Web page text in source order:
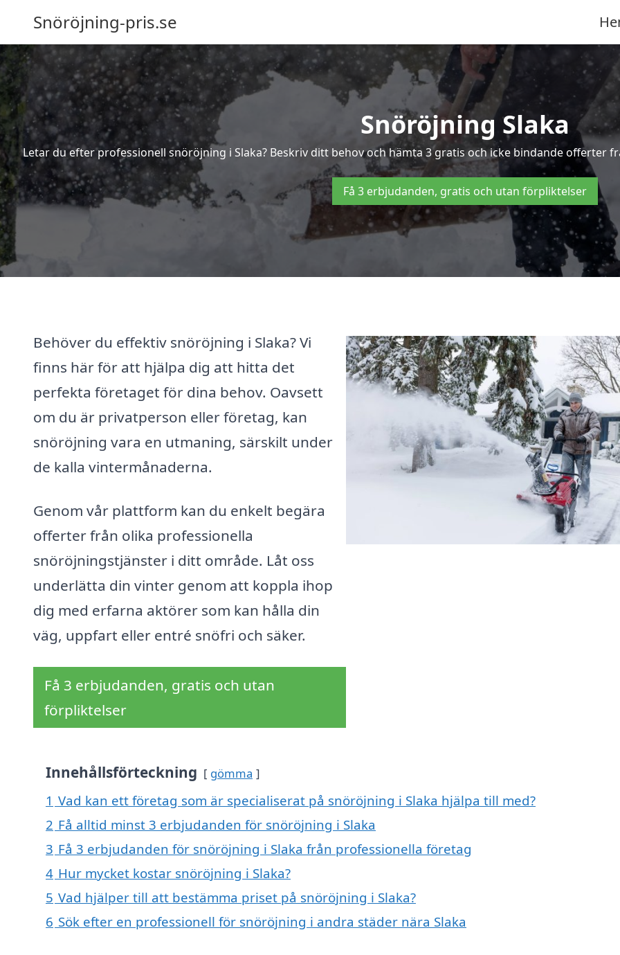
Snöröjning-pris.se
Snöröjning Slaka
Letar du efter professionell snöröjning i Slaka? Beskriv ditt behov och hämta 3 gratis och icke bindande offerter
Få 3 erbjudanden, gratis och utan förpliktelser
Behöver du effektiv snöröjning i Slaka? Vi
finns här för att hjälpa dig att hitta det
perfekta företaget för dina behov. Oavsett
om du är privatperson eller företag, kan
snöröjning vara en utmaning, särskilt under
de kalla vintermånaderna.
Genom vår plattform kan du enkelt begära
offerter från olika professionella
snöröjningstjänster i ditt område. Låt oss
underlätta din vinter genom att koppla ihop
dig med erfarna aktörer som kan hålla din
väg, uppfart eller entré snöfri och säker.
Få 3 erbjudanden, gratis och utan
förpliktelser
Innehållsförteckning gömma
1 Vad kan ett företag som är specialiserat på snöröjning i Slaka hjälpa till med?
2 Få alltid minst 3 erbjudanden för snöröjning i Slaka
3 Få 3 erbjudanden för snöröjning i Slaka från professionella företag
4 Hur mycket kostar snöröjning i Slaka?
5 Vad hjälper till att bestämma priset på snöröjning i Slaka?
6 Sök efter en professionell för snöröjning i andra städer nära Slaka